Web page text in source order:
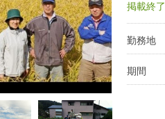
掲載終
勤務地
期間